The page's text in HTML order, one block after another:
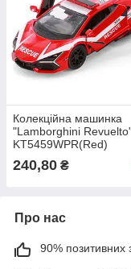
Колекційна машинка
"Lamborghini
KT5459WPR(Red)
240,80 ₴
Про нас
90% позитивних